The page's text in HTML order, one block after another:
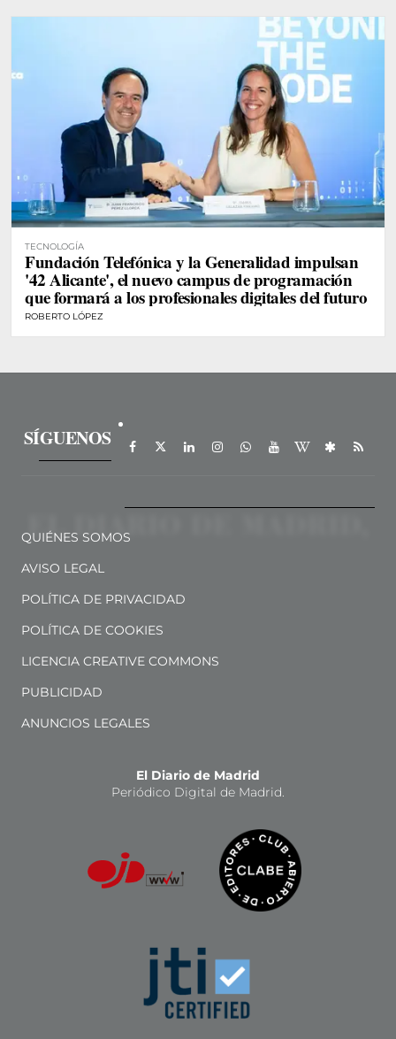
TECNOLOGÍA
Fundación Telefónica y la Generalidad impulsan
'42 Alicante', el nuevo campus de programación
que formará a los profesionales digitales del futuro
ROBERTO LÓPEZ
SÍGUENOS
QUIÉNES SOMOS
AVISO LEGAL
POLÍTICA DE PRIVACIDAD
POLÍTICA DE COOKIES
LICENCIA CREATIVE COMMONS
PUBLICIDAD
ANUNCIOS LEGALES
El Diario de Madrid
Periódico Digital de Madrid.